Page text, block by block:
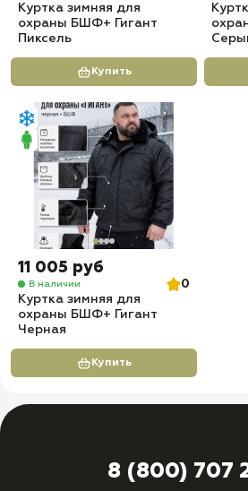
Куртка зимняя для
охраны БШФ+ Гигант
Пиксель
Купить
11 005 руб
В наличии
0
Куртка зимняя для
охраны БШФ+ Гигант
Черная
Купить
8 (800) 707